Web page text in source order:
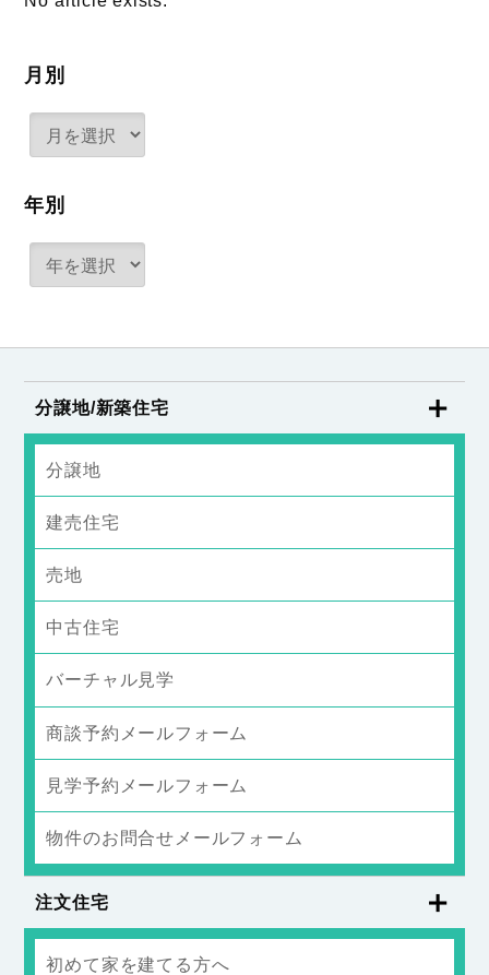
月別
年別
分譲地/新築住宅
分譲地
建売住宅
売地
中古住宅
バーチャル見学
商談予約メールフォーム
見学予約メールフォーム
物件のお問合せメールフォーム
注文住宅
初めて家を建てる方へ